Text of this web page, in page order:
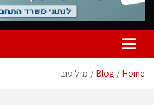
Home
Blog מזל טוב